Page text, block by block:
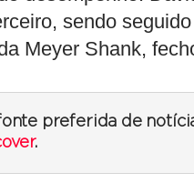
sendo
Meyer Shank,
preferida de
.